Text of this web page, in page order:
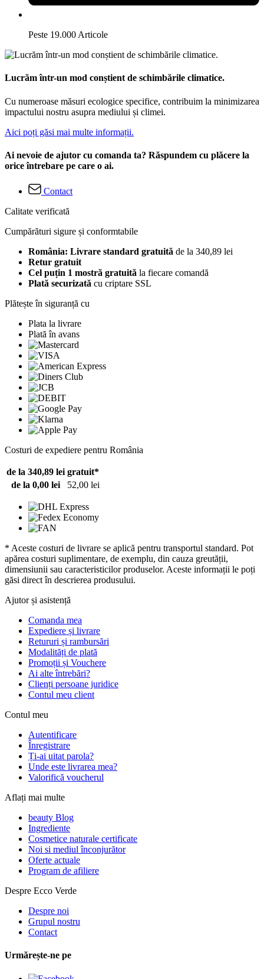
Peste 19.000 Articole
Lucrăm într-un mod conștient de schimbările climatice.
Cu numeroase măsuri ecologice specifice, contribuim la minimizarea
impactului nostru asupra mediului și climei.
Aici poți găsi mai multe informații.
Ai nevoie de ajutor cu comanda ta? Răspundem cu plăcere la
orice întrebare pe care o ai.
Contact
Calitate verificată
Cumpărături sigure și conformtabile
România: Livrare standard gratuită de la 340,89 lei
Retur gratuit
Cel puțin 1 mostră gratuită la fiecare comandă
Plată securizată cu criptare SSL
Plătește în siguranță cu
Plata la livrare
Plată în avans
Costuri de expediere pentru România
de la 340,89 lei gratuit*
de la 0,00 lei
52,00 lei
* Aceste costuri de livrare se aplică pentru transportul standard. Pot
apărea costuri suplimentare, de exemplu, din cauza greutății,
dimensiunii sau caracteristicilor produselor. Aceste informații le poți
găsi direct în descrierea produsului.
Ajutor și asistență
Comanda mea
Expediere și livrare
Retururi și rambursări
Modalități de plată
Promoții și Vouchere
Ai alte întrebări?
Clienți persoane juridice
Contul meu client
Contul meu
Autentificare
Înregistrare
Ți-ai uitat parola?
Unde este livrarea mea?
Valorifică voucherul
Aflați mai multe
beauty Blog
Ingrediente
Cosmetice naturale certificate
Noi si mediul înconjurător
Oferte actuale
Program de afiliere
Despre Ecco Verde
Despre noi
Grupul nostru
Contact
Urmărește-ne pe